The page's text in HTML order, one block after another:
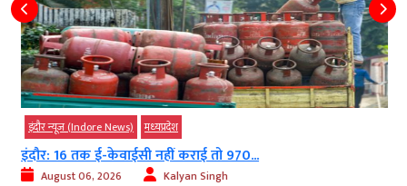
इंदौर न्यूज़ (Indore News) मध्‍यप्रदेश
इंदौर: 16 तक ई-केवाईसी नहीं कराई तो 970...
August 06, 2026 Kalyan Singh